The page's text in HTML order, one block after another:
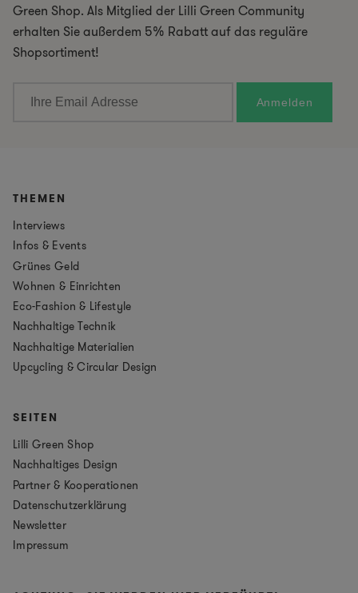
Green Shop. Als Mitglied der Lilli Green Community
erhalten Sie außerdem 5% Rabatt auf das reguläre
Shopsortiment!
THEMEN
Interviews
Infos & Events
Grünes Geld
Wohnen & Einrichten
Eco-Fashion & Lifestyle
Nachhaltige Technik
Nachhaltige Materialien
Upcycling & Circular Design
SEITEN
Lilli Green Shop
Nachhaltiges Design
Partner & Kooperationen
Datenschutzerklärung
Newsletter
Impressum